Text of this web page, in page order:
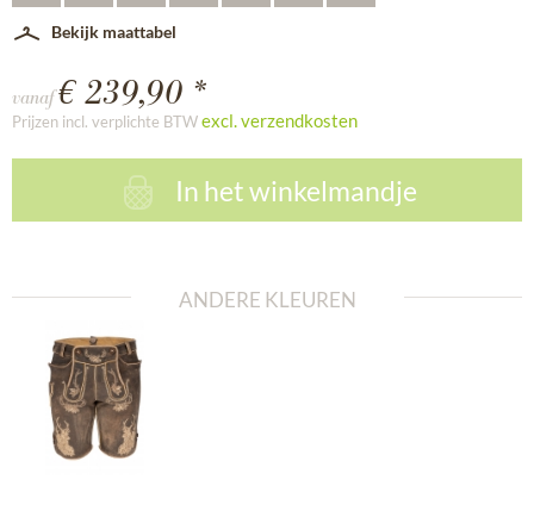
Bekijk maattabel
vanaf € 239,90 *
Prijzen incl. verplichte BTWexcl. verzendkosten
In het winkelmandje
ANDERE KLEUREN